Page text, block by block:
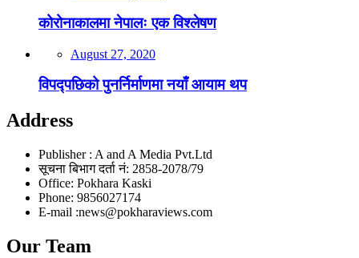
कोरोनाकालमा नेपालः एक विश्लेषण
August 27, 2020
विपद्पछिको पुनर्निर्माणमा नयाँ आयाम थप
Address
Publisher : A and A Media Pvt.Ltd
सूचना बिभाग दर्ता नं: 2858-2078/79
Office: Pokhara Kaski
Phone: 9856027174
E-mail :news@pokharaviews.com
Our Team